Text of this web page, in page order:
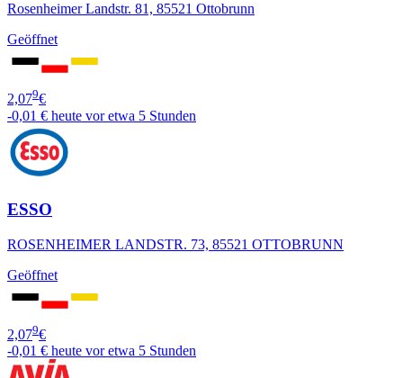
Rosenheimer Landstr. 81, 85521 Ottobrunn
Geöffnet
2,079€
-0,01 € heute vor etwa 5 Stunden
ESSO
ROSENHEIMER LANDSTR. 73, 85521 OTTOBRUNN
Geöffnet
2,079€
-0,01 € heute vor etwa 5 Stunden